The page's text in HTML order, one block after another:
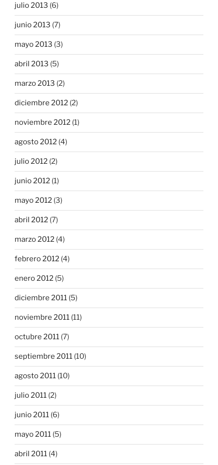
julio 2013 (6)
junio 2013 (7)
mayo 2013 (3)
abril 2013 (5)
marzo 2013 (2)
diciembre 2012 (2)
noviembre 2012 (1)
agosto 2012 (4)
julio 2012 (2)
junio 2012 (1)
mayo 2012 (3)
abril 2012 (7)
marzo 2012 (4)
febrero 2012 (4)
enero 2012 (5)
diciembre 2011 (5)
noviembre 2011 (11)
octubre 2011 (7)
septiembre 2011 (10)
agosto 2011 (10)
julio 2011 (2)
junio 2011 (6)
mayo 2011 (5)
abril 2011 (4)